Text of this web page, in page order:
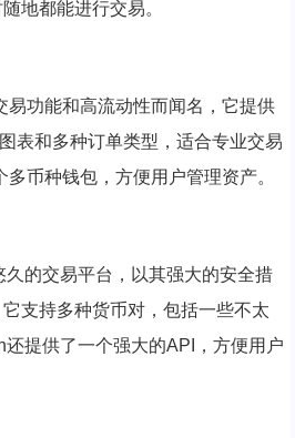
地都能进行交易。
易功能和高流动性而闻名，它提供
表和多种订单类型，适合专业交易
币种钱包，方便用户管理资产。
久的交易平台，以其强大的安全措
支持多种货币对，包括一些不太
提供了一个强大的API，方便用户